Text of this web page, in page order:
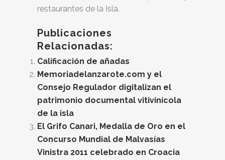
restaurantes de la Isla.
Publicaciones
Relacionadas:
Calificación de añadas
Memoriadelanzarote.com y el
Consejo Regulador digitalizan el
patrimonio documental vitivinícola
de la isla
El Grifo Canari, Medalla de Oro en el
Concurso Mundial de Malvasías
Vinistra 2011 celebrado en Croacia